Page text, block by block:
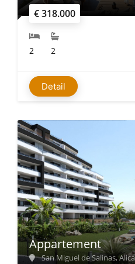
€ 318.000
2 2
Detail
Appartement
San Miguel de Salinas,